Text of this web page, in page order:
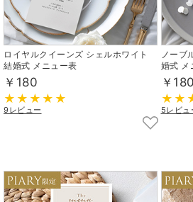
ロイヤルクイーンズ シェルホワイト
結婚式 メニュー表
￥180
9レビュー
ノーブ
婚式 メ
￥180
5レビュ